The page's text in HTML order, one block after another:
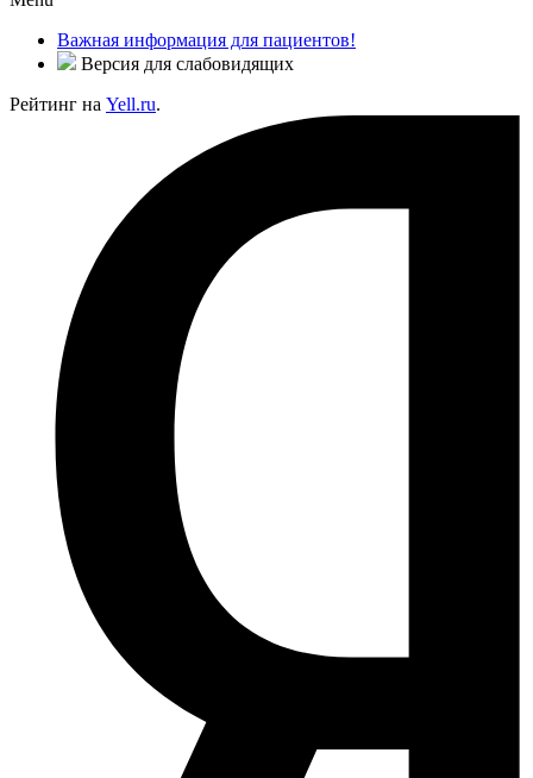
Важная информация для пациентов!
Версия для слабовидящих
Рейтинг на Yell.ru.